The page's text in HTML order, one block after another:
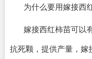
为什么要用嫁接西
嫁接西红柿苗可以
抗死颗，提供产量，嫁